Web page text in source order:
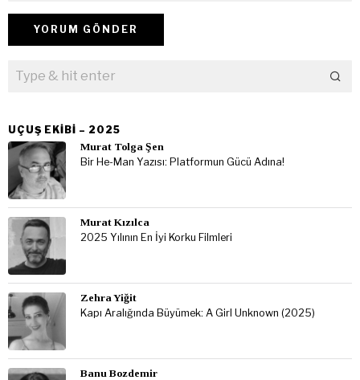
UÇUŞ EKIBI – 2025
Murat Tolga Şen
Bir He-Man Yazısı: Platformun Gücü Adına!
Murat Kızılca
2025 Yılının En İyi Korku Filmleri
Zehra Yiğit
Kapı Aralığında Büyümek: A Girl Unknown (2025)
Banu Bozdemir